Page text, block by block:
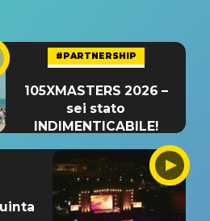
#PARTNERSHIP
105XMASTERS 2026 –
sei stato
INDIMENTICABILE!